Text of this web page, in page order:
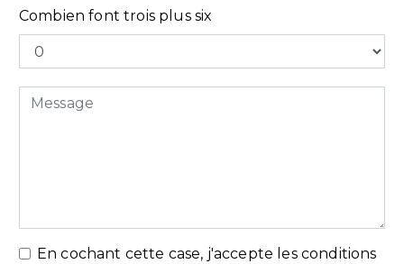
Combien font trois plus six
En cochant cette case, j'accepte les conditions